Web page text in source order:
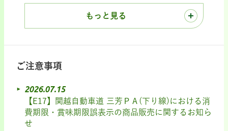
もっと見る
ご注意事項
2026.07.15
【E17】関越自動車道 三芳ＰＡ(下り線)における消
費期限・賞味期限誤表示の商品販売に関するお知ら
せ